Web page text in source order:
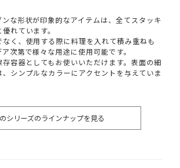
な形状が印象的なアイテムは、全てスタッキ
れています。
く、使用する際に料理を入れて積み重ねも
次第で様々な用途に使用可能です。
容器としてもお使いいただけます。表面の細
シンプルなカラーにアクセントを与えていま
シリーズのラインナップを見る